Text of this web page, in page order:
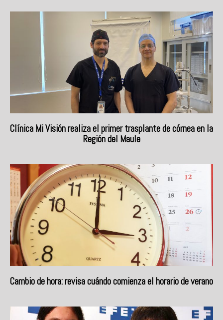
Clínica Mi Visión realiza el primer trasplante de córnea en la
Región del Maule
Cambio de hora: revisa cuándo comienza el horario de verano